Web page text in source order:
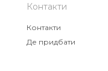
Контакти
Контакти
Де придбати